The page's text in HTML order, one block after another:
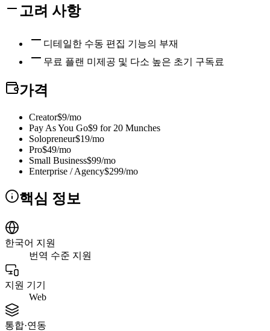
고려 사항
디테일한 수동 편집 기능의 부재
무료 플랜 미제공 및 다소 높은 초기 구독료
가격
Creator$9/mo
Pay As You Go$9 for 20 Munches
Solopreneur$19/mo
Pro$49/mo
Small Business$99/mo
Enterprise / Agency$299/mo
핵심 정보
한국어 지원
번역 수준 지원
지원 기기
Web
통합·연동